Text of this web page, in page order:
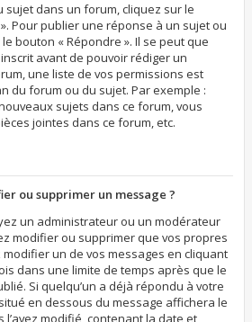
sujet dans un forum, cliquez sur le
Pour publier une réponse à un sujet ou
bouton « Répondre ». Il se peut que
avant de pouvoir rédiger un
une liste de vos permissions est
du forum ou du sujet. Par exemple :
sujets dans ce forum, vous
jointes dans ce forum, etc.
ou supprimer un message ?
un administrateur ou un modérateur
modifier ou supprimer que vos propres
un de vos messages en cliquant
dans une limite de temps après que le
Si quelqu’un a déjà répondu à votre
en dessous du message affichera le
modifié, contenant la date et